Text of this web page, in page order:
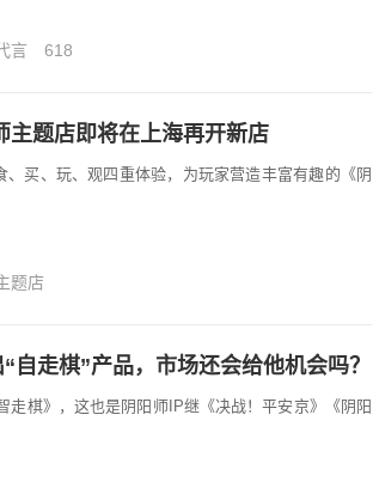
言 618
题店即将在上海再开新店
买、玩、观四重体验，为玩家营造丰富有趣的《阴
题店
自走棋”产品，市场还会给他机会吗？
棋》，这也是阴阳师IP继《决战！平安京》《阴阳